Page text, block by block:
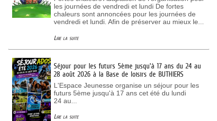
les journées de vendredi et lundi De fortes
chaleurs sont annoncées pour les journées de
vendredi et lundi. Afin de préserver au mieux le...
Lire la suite
Séjour pour les futurs 5ème jusqu'à 17 ans du 24 au
28 août 2026 à la Base de loisirs de BUTHIERS
L'Espace Jeunesse organise un séjour pour les
futurs 5ème jusqu'à 17 ans cet été du lundi
24 au...
Lire la suite